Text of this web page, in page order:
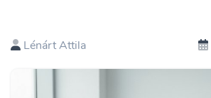
Lénárt Attila